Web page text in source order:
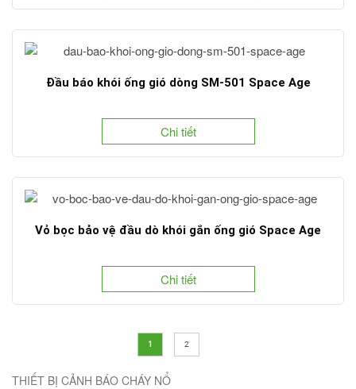
Đầu báo khói ống gió dòng SM-501 Space Age
Chi tiết
Vỏ bọc bảo vệ đầu dò khói gắn ống gió Space Age
Chi tiết
1 2
THIẾT BỊ CẢNH BÁO CHÁY NỔ